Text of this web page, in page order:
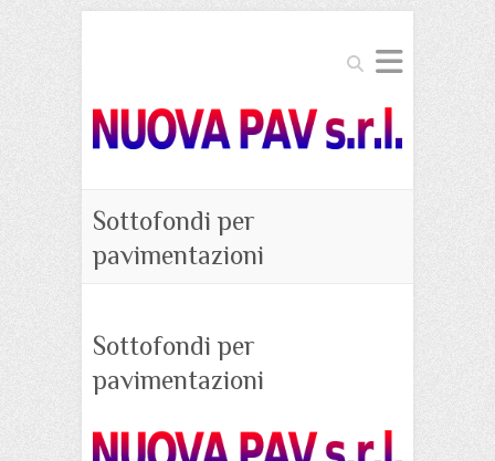
Search
Sottofondi per
pavimentazioni
Sottofondi per
pavimentazioni